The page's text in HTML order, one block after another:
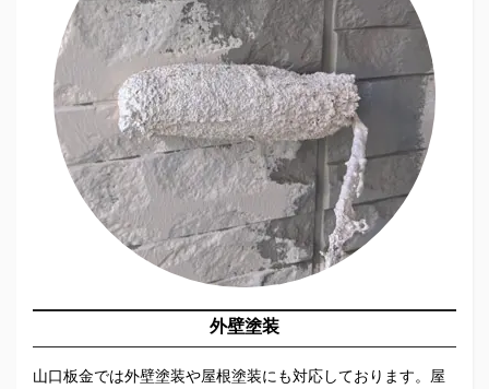
外壁塗装
山口板金では外壁塗装や屋根塗装にも対応しております。屋